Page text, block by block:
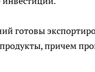
готовы
причем